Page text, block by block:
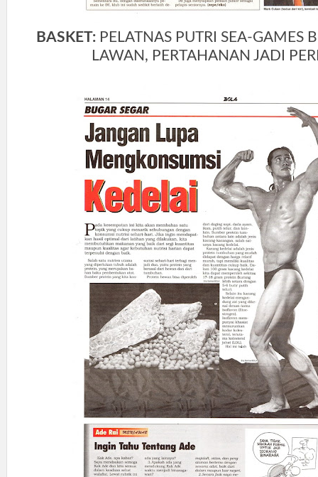
BASKET:PELATNAS PUTRI SEA-GAMES
LAWAN, PERTAHANAN JADI